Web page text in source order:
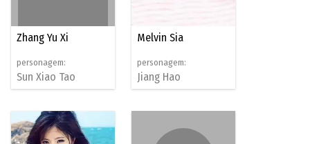
Zhang Yu Xi
personagem:
Sun Xiao Tao
Melvin Sia
personagem:
Jiang Hao